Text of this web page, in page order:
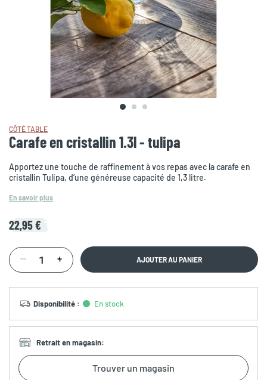
CÔTÉ TABLE
Carafe en cristallin 1.3l - tulipa
Apportez une touche de raffinement à vos repas avec la carafe en
cristallin Tulipa, d’une généreuse capacité de 1,3 litre.
En savoir plus
22,95 €
AJOUTER AU PANIER
Disponibilité : En stock
Retrait en magasin:
Trouver un magasin